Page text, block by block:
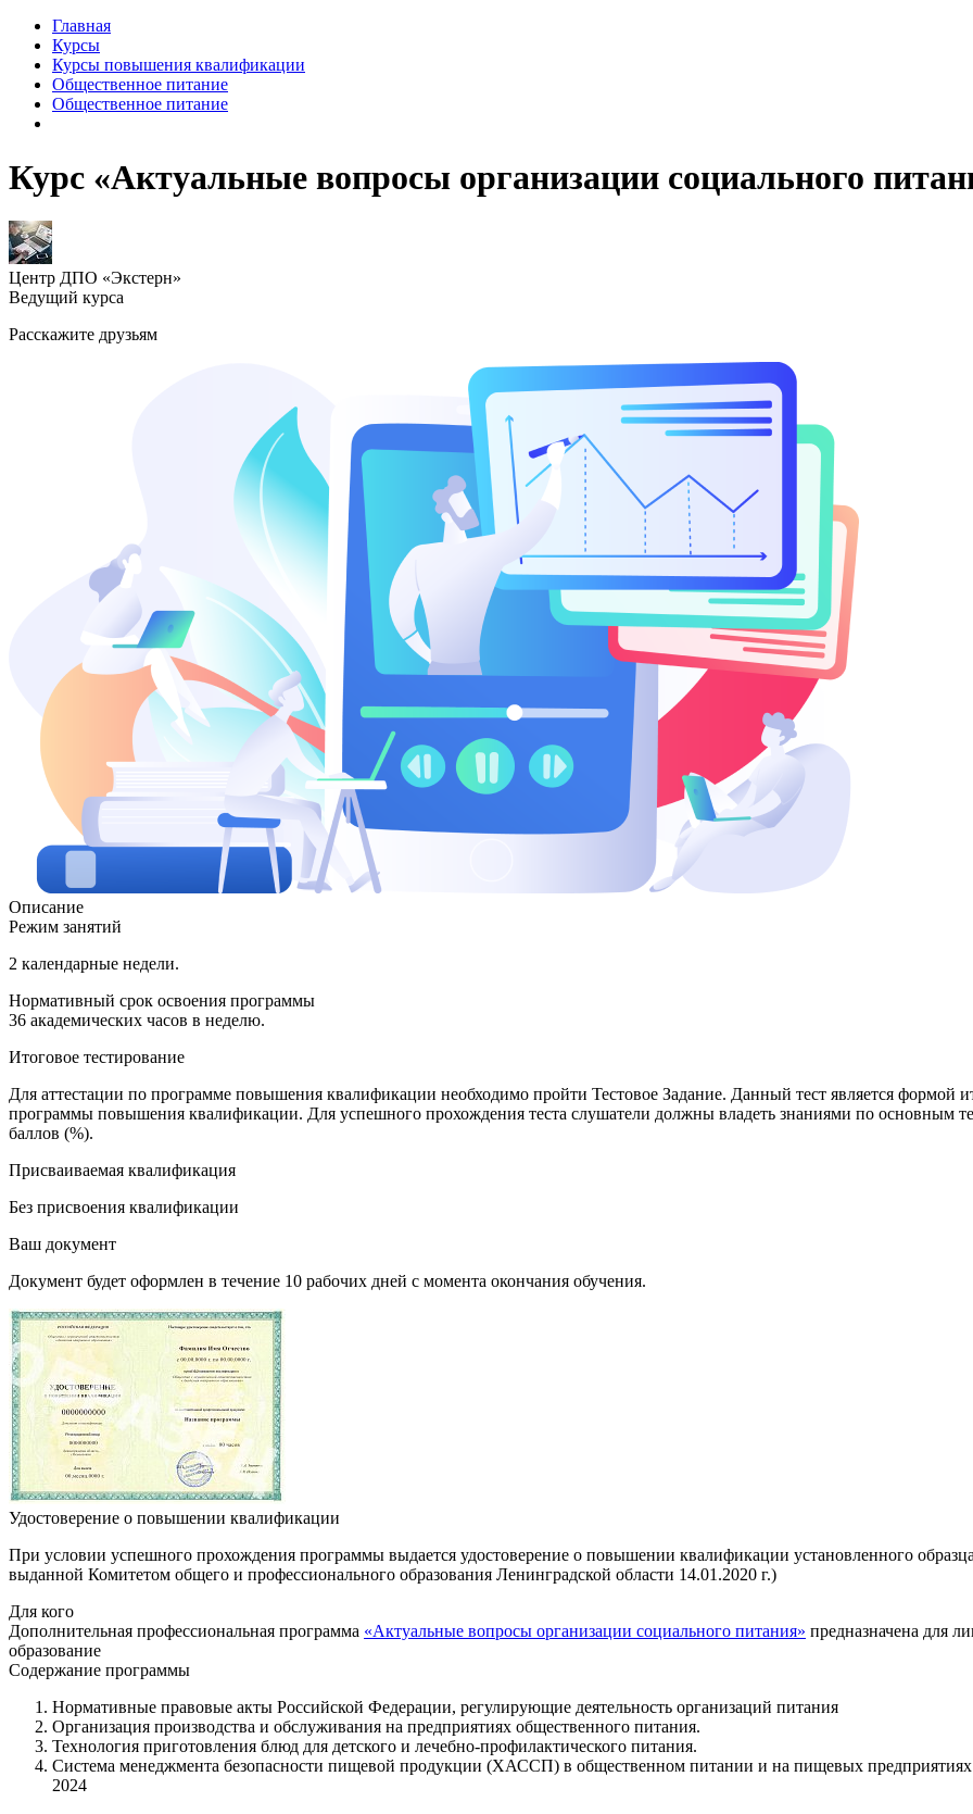
Главная
Курсы
Курсы повышения квалификации
Общественное питание
Общественное питание
Курс «Актуальные вопросы организации социального
Центр ДПО «Экстерн»
Ведущий курса
Расскажите друзьям
Описание
Режим занятий
2 календарные недели.
Нормативный срок освоения программы
36 академических часов в неделю.
Итоговое тестирование
Для аттестации по программе повышения квалификации необходимо пройти Тестовое Задание. Данный тест является формой
программы повышения квалификации. Для успешного прохождения теста слушатели должны владеть знаниями по основным
баллов (%).
Присваиваемая квалификация
Без присвоения квалификации
Ваш документ
Документ будет оформлен в течение 10 рабочих дней с момента окончания обучения.
Удостоверение о повышении квалификации
При условии успешного прохождения программы выдается удостоверение о повышении квалификации установленного
выданной Комитетом общего и профессионального образования Ленинградской области 14.01.2020 г.)
Для кого
Дополнительная профессиональная программа «Актуальные вопросы организации социального питания» предназначена для
образование
Содержание программы
Нормативные правовые акты Российской Федерации, регулирующие деятельность организаций питания
Организация производства и обслуживания на предприятиях общественного питания.
Технология приготовления блюд для детского и лечебно-профилактического питания.
Система менеджмента безопасности пищевой продукции (ХАССП) в общественном питании и на пищевых
2024